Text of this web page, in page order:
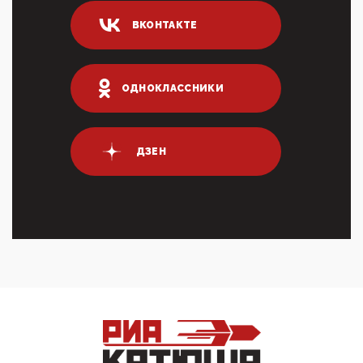
ИНН для переводов по СБП это первый шаг из
логических двухЗаполнение ИНН при любых
переводах по ...
03:35, 10 Апреля 2026
Суммарное вознаграждение менеджменту в 15
крупных банках по итогам 2025 года превысило 63
млрд руб. ...
03:01, 10 Апреля 2026
Террорист и убийца Буданов вальяжно сообщил,
что союзники просили Киев не наносить удары по
энергети...
Госуслугах уме...
12:01, 10 Апреля 2026
ВКОНТАКТЕ
ОДНОКЛАССНИКИ
ДЗЕН